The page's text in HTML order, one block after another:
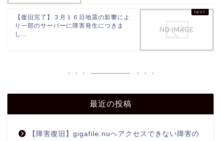
【復旧完了】３月１６日地震の影響によ
り一部のサーバーに障害発生につきま
し...
最近の投稿
【障害復旧】gigafile.nuへアクセスできない障害の